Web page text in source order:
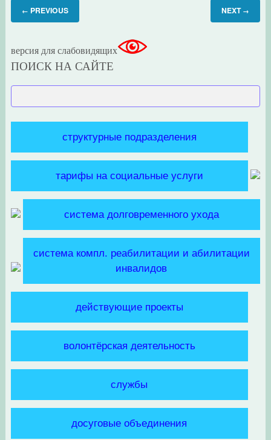
← PREVIOUS NEXT →
версия для слабовидящих
ПОИСК НА САЙТЕ
структурные подразделения
тарифы на социальные услуги
система долговременного ухода
система компл. реабилитации и абилитации
инвалидов
действующие проекты
волонтёрская деятельность
службы
досуговые объединения